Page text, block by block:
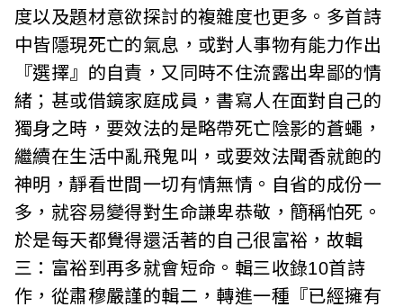
度以及題材意欲探討的複雜度也更多。多首詩
中皆隱現死亡的氣息，或對人事物有能力作出
『選擇』的自責，又同時不住流露出卑鄙的情
緒；甚或借鏡家庭成員，書寫人在面對自己的
獨身之時，要效法的是略帶死亡陰影的蒼蠅，
繼續在生活中亂飛鬼叫，或要效法聞香就飽的
神明，靜看世間一切有情無情。自省的成份一
多，就容易變得對生命謙卑恭敬，簡稱怕死。
於是每天都覺得還活著的自己很富裕，故輯
三：富裕到再多就會短命。輯三收錄10首詩
作，從肅穆嚴謹的輯二，轉進一種『已經擁有